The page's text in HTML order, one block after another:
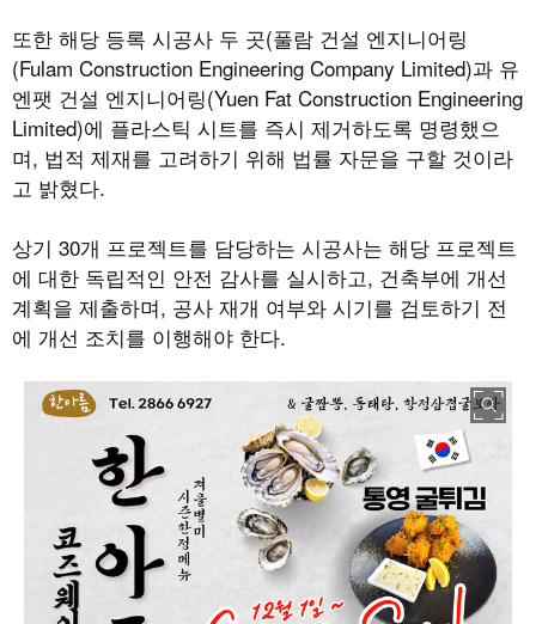
또한 해당 등록 시공사 두 곳(풀람 건설 엔지니어링
(Fulam Construction Engineering Company Limited)과 유
엔팻 건설 엔지니어링(Yuen Fat Construction Engineering
Limited)에 플라스틱 시트를 즉시 제거하도록 명령했으
며, 법적 제재를 고려하기 위해 법률 자문을 구할 것이라
고 밝혔다.
상기 30개 프로젝트를 담당하는 시공사는 해당 프로젝트
에 대한 독립적인 안전 감사를 실시하고, 건축부에 개선
계획을 제출하며, 공사 재개 여부와 시기를 검토하기 전
에 개선 조치를 이행해야 한다.